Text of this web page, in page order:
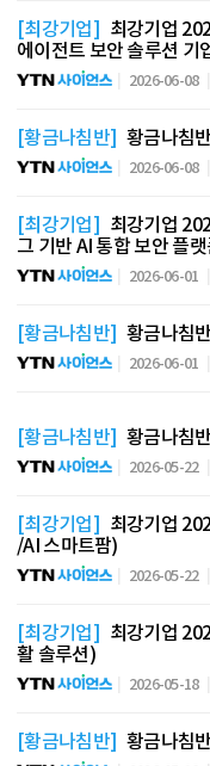
[최강기업] 최강기업
에이전트 보안 솔루션 기
2026-06-08
[황금나침반] 황금나침
2026-06-08
[최강기업] 최강기업
그 기반 AI 통합 보안 플
2026-06-01
[황금나침반] 황금나침
2026-06-01
[황금나침반] 황금나침
2026-05-22
[최강기업] 최강기업
/AI 스마트팜)
2026-05-22
[최강기업] 최강기업
활 솔루션)
2026-05-18
[황금나침반] 황금나침